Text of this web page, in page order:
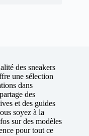
des sneakers
une sélection
dans
des
et des guides
soyez à la
sur des modèles
pour tout ce